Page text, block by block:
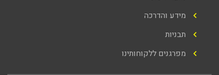
מידע והדרכה
תבניות
מפרגנים ללקוחותינו